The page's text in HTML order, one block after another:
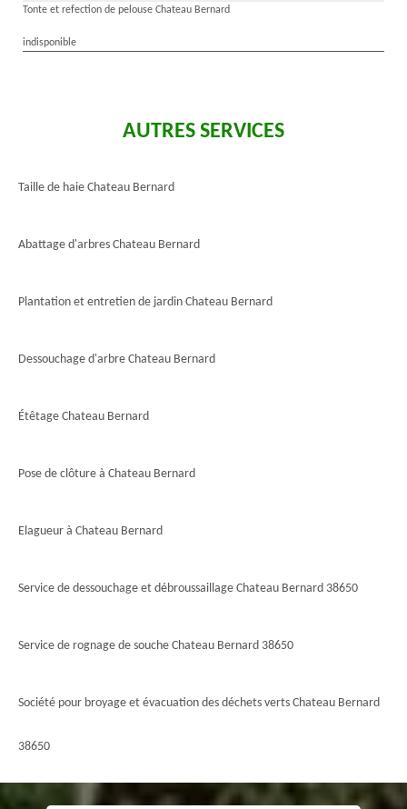
Tonte et refection de pelouse Chateau Bernard
indisponible
AUTRES SERVICES
Taille de haie Chateau Bernard
Abattage d'arbres Chateau Bernard
Plantation et entretien de jardin Chateau Bernard
Dessouchage d'arbre Chateau Bernard
Étêtage Chateau Bernard
Pose de clôture à Chateau Bernard
Elagueur à Chateau Bernard
Service de dessouchage et débroussaillage Chateau Bernard 38650
Service de rognage de souche Chateau Bernard 38650
Société pour broyage et évacuation des déchets verts Chateau Bernard
38650